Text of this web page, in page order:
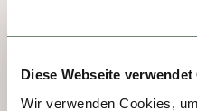
Diese Webseite verwendet
Wir verwenden Cookies,
barrocos, la
museos de clase
contemporáneo.